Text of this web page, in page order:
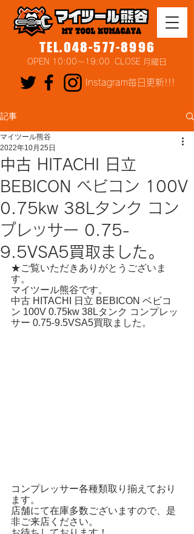
TEL.048-577-8996
OPEN 10:00～19:00 CLOSE 月曜日
Instagram毎日更新!!!
記事
中古 HITACHI 日立
BEBICON ベビコン 100V
0.75kw 38Lタンク コン
プレッサー 0.75-
9.5VSA5買取ました。
マイツール熊谷
2022年10月25日
★ご覧いただきありがとうございま
す。
マイツール熊谷です。
中古 HITACHI 日立 BEBICON ベビコ
ン 100V 0.75kw 38Lタンク コンプレッ
サー 0.75-9.5VSA5買取ました。
コンプレッサー各種類取り揃えており
ます。
店舗にて在庫多数ございますので、是
非ご来店ください。